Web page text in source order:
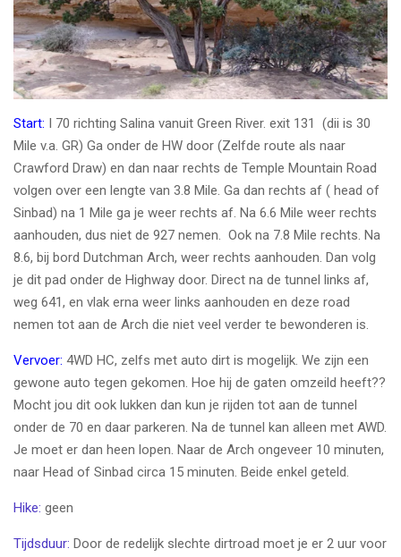
Start: I 70 richting Salina vanuit Green River. exit 131 (dii is 30
Mile v.a. GR) Ga onder de HW door (Zelfde route als naar
Crawford Draw) en dan naar rechts de Temple Mountain Road
volgen over een lengte van 3.8 Mile. Ga dan rechts af ( head of
Sinbad) na 1 Mile ga je weer rechts af. Na 6.6 Mile weer rechts
aanhouden, dus niet de 927 nemen. Ook na 7.8 Mile rechts. Na
8.6, bij bord Dutchman Arch, weer rechts aanhouden. Dan volg
je dit pad onder de Highway door. Direct na de tunnel links af,
weg 641, en vlak erna weer links aanhouden en deze road
nemen tot aan de Arch die niet veel verder te bewonderen is.
Vervoer: 4WD HC, zelfs met auto dirt is mogelijk. We zijn een
gewone auto tegen gekomen. Hoe hij de gaten omzeild heeft??
Mocht jou dit ook lukken dan kun je rijden tot aan de tunnel
onder de 70 en daar parkeren. Na de tunnel kan alleen met AWD.
Je moet er dan heen lopen. Naar de Arch ongeveer 10 minuten,
naar Head of Sinbad circa 15 minuten. Beide enkel geteld.
Hike: geen
Tijdsduur: Door de redelijk slechte dirtroad moet je er 2 uur voor